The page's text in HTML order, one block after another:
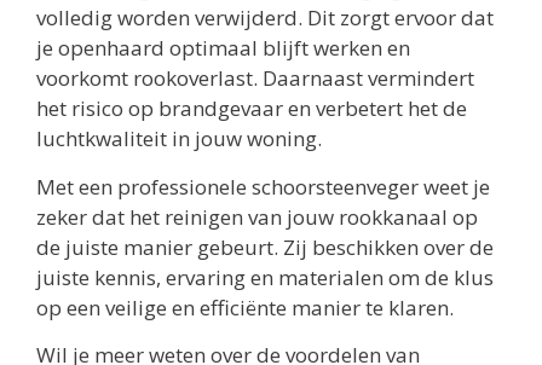
volledig worden verwijderd. Dit zorgt ervoor dat
je openhaard optimaal blijft werken en
voorkomt rookoverlast. Daarnaast vermindert
het risico op brandgevaar en verbetert het de
luchtkwaliteit in jouw woning.
Met een professionele schoorsteenveger weet je
zeker dat het reinigen van jouw rookkanaal op
de juiste manier gebeurt. Zij beschikken over de
juiste kennis, ervaring en materialen om de klus
op een veilige en efficiënte manier te klaren.
Wil je meer weten over de voordelen van